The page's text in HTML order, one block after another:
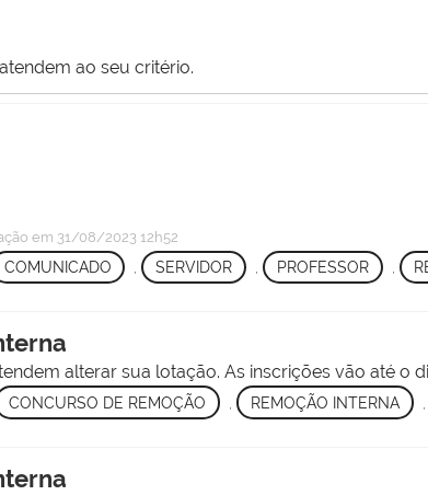
ao seu critério.
em 31/08/2023 12h52
COMUNICADO , SERVIDOR , PROFESSOR
alterar sua lotação. As inscrições vão até o
CONCURSO DE REMOÇÃO REMOÇÃO INTERNA